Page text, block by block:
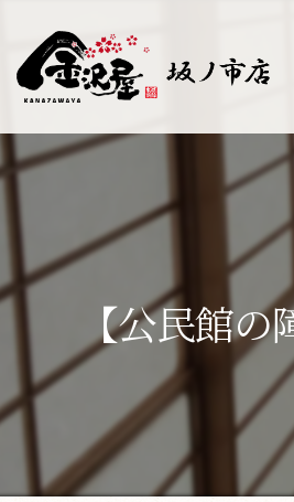
【公民館